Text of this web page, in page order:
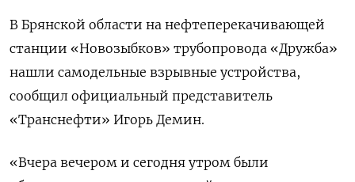
В Брянской области на нефтеперекачивающей
станции «Новозыбков» трубопровода «Дружба»
нашли самодельные взрывные устройства,
сообщил официальный представитель
«Транснефти» Игорь Демин.
«Вчера вечером и сегодня утром были